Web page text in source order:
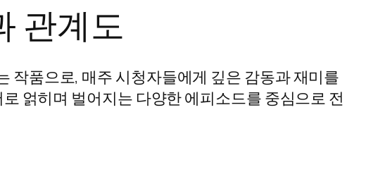
관계도
작품으로, 매주 시청자들에게 깊은 감동과 재미를
얽히며 벌어지는 다양한 에피소드를 중심으로 전